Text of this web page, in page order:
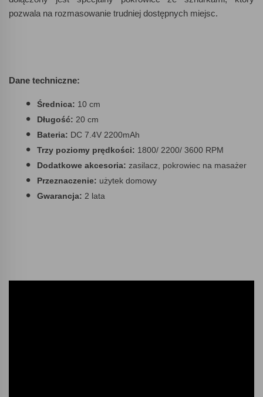
pozwala na rozmasowanie trudniej dostępnych miejsc.
Dane techniczne:
Średnica: 10 cm
Długość: 20 cm
Bateria: DC 7.4V 2200mAh
Trzy poziomy prędkości: 1800/ 2200/ 3600 RPM
Dodatkowe akcesoria: zasilacz, pokrowiec na masażer
Przeznaczenie: użytek domowy
Gwarancja: 2 lata